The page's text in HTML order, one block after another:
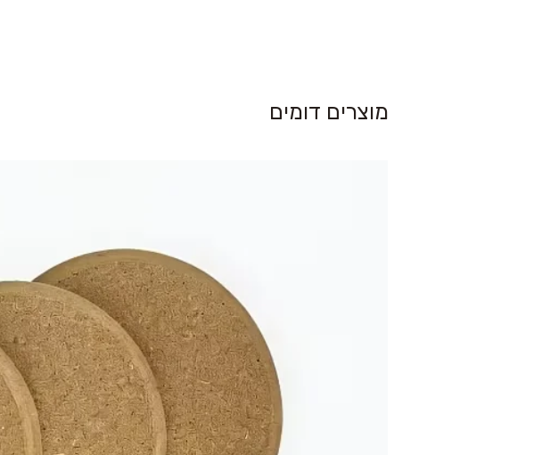
מוצרים דומים